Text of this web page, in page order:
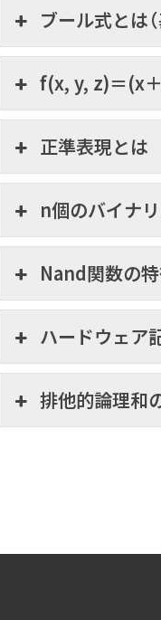
ブール式とは
f(x, y, z)＝(x
正準表現とは
n個のバイナ
Nand関数の
ハードウェア
排他的論理和